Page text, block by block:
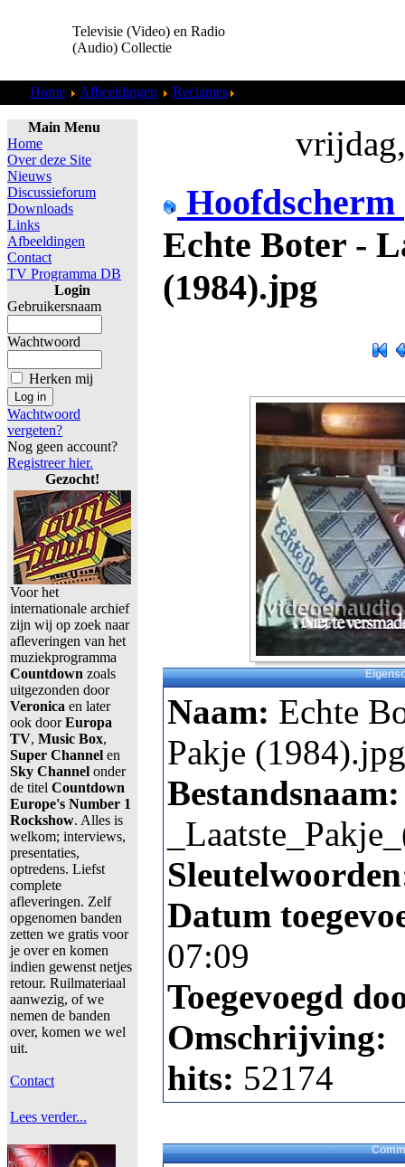
Televisie (Video) en Radio
(Audio) Collectie
Home Afbeeldingen Reclames
Main Menu
Home
Over deze Site
Nieuws
Discussieforum
Downloads
Links
Afbeeldingen
Contact
TV Programma DB
Login
Gebruikersnaam
Wachtwoord
Herken mij
Wachtwoord
vergeten?
Nog geen account?
Registreer hier.
Gezocht!
Voor het
internationale archief
zijn wij op zoek naar
afleveringen van het
muziekprogramma
Countdown zoals
uitgezonden door
Veronica en later
ook doorEuropa
TV, Music Box,
Super Channel en
Sky Channel onder
de titel Countdown
Europe's Number 1
Rockshow. Alles is
welkom; interviews,
presentaties,
optredens. Liefst
complete
afleveringen. Zelf
opgenomen banden
zetten we gratis voor
je over en komen
indien gewenst netjes
retour. Ruilmateriaal
aanwezig, of we
nemen de banden
over, komen we wel
uit.
Contact
Lees verder...
Hoofdscherm
Echte Boter -
(1984).jpg
Naam: Echte
Pakje (1984).jpg
Datum
07:09
Toegevoegd
Omschrijving:
hits: 52174